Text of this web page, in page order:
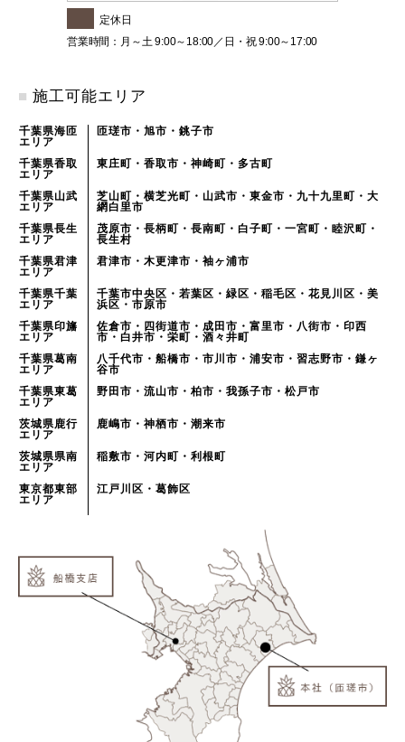
定休日
営業時間：月～土 9:00～18:00／日・祝 9:00～17:00
■ 施工可能エリア
千葉県海匝
エリア
匝瑳市・旭市・銚子市
千葉県香取
エリア
東庄町・香取市・神崎町・多古町
千葉県山武
エリア
芝山町・横芝光町・山武市・東金市・九十九里町・大
網白里市
千葉県長生
エリア
茂原市・長柄町・長南町・白子町・一宮町・睦沢町・
長生村
千葉県君津
エリア
君津市・木更津市・袖ヶ浦市
千葉県千葉
エリア
千葉市中央区・若葉区・緑区・稲毛区・花見川区・美
浜区・市原市
千葉県印旛
エリア
佐倉市・四街道市・成田市・富里市・八街市・印西
市・白井市・栄町・酒々井町
千葉県葛南
エリア
八千代市・船橋市・市川市・浦安市・習志野市・鎌ヶ
谷市
千葉県東葛
エリア
野田市・流山市・柏市・我孫子市・松戸市
茨城県鹿行
エリア
鹿嶋市・神栖市・潮来市
茨城県県南
エリア
稲敷市・河内町・利根町
東京都東部
エリア
江戸川区・葛飾区